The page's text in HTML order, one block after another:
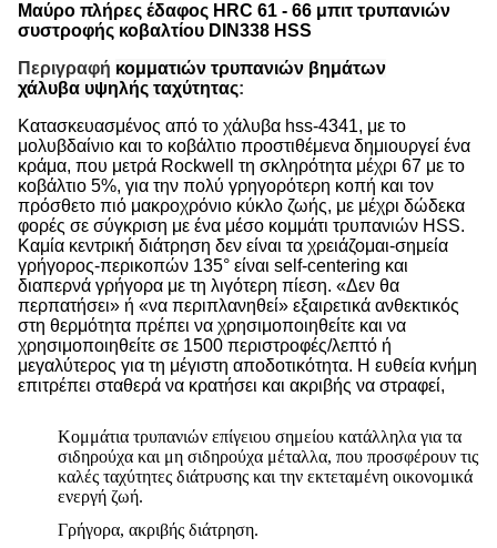
Μαύρο πλήρες έδαφος HRC 61 - 66 μπιτ τρυπανιών
συστροφής κοβαλτίου DIN338 HSS
Περιγραφή κομματιών τρυπανιών βημάτων
χάλυβα υψηλής ταχύτητας:
Κατασκευασμένος από το χάλυβα hss-4341, με το
μολυβδαίνιο και το κοβάλτιο προστιθέμενα δημιουργεί ένα
κράμα, που μετρά Rockwell τη σκληρότητα μέχρι 67 με το
κοβάλτιο 5%, για την πολύ γρηγορότερη κοπή και τον
πρόσθετο πιό μακροχρόνιο κύκλο ζωής, με μέχρι δώδεκα
φορές σε σύγκριση με ένα μέσο κομμάτι τρυπανιών HSS.
Καμία κεντρική διάτρηση δεν είναι τα χρειάζομαι-σημεία
γρήγορος-περικοπών 135° είναι self-centering και
διαπερνά γρήγορα με τη λιγότερη πίεση. «Δεν θα
περπατήσει» ή «να περιπλανηθεί» εξαιρετικά ανθεκτικός
στη θερμότητα πρέπει να χρησιμοποιηθείτε και να
χρησιμοποιηθείτε σε 1500 περιστροφές/λεπτό ή
μεγαλύτερος για τη μέγιστη αποδοτικότητα. Η ευθεία κνήμη
επιτρέπει σταθερά να κρατήσει και ακριβής να στραφεί,
Κομμάτια τρυπανιών επίγειου σημείου κατάλληλα για τα
σιδηρούχα και μη σιδηρούχα μέταλλα, που προσφέρουν τις
καλές ταχύτητες διάτρυσης και την εκτεταμένη οικονομικά
ενεργή ζωή.
Γρήγορα, ακριβής διάτρηση.